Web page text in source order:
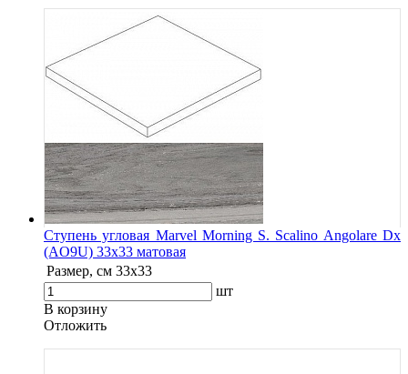
Ступень угловая Marvel Morning S. Scalino Angolare Dx
(AO9U) 33x33 матовая
Размер, см 33x33
шт
В корзину
Oтложить